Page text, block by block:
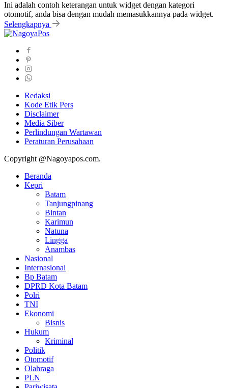
Ini adalah contoh keterangan untuk widget dengan kategori
otomotif, anda bisa dengan mudah memasukkannya pada widget.
Selengkapnya
Redaksi
Kode Etik Pers
Disclaimer
Media Siber
Perlindungan Wartawan
Peraturan Perusahaan
Copyright @Nagoyapos.com.
Beranda
Kepri
Batam
Tanjungpinang
Bintan
Karimun
Natuna
Lingga
Anambas
Nasional
Internasional
Bp Batam
DPRD Kota Batam
Polri
TNI
Ekonomi
Bisnis
Hukum
Kriminal
Politik
Otomotif
Olahraga
PLN